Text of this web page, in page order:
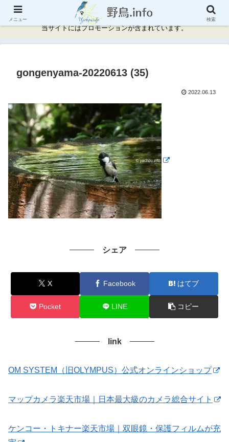
神奈川県周辺の野鳥情報と記録
当サイトにはプロモーションが含まれています。
gongenyama-20220613 (35)
2022.06.13
シェア
X Facebook はてブ
Pocket LINE コピー
link
OM SYSTEM（旧OLYMPUS）公式オンラインショップ
マップカメラ楽天市場｜日本最大級のカメラ総合サイト
ケンコー・トキナー楽天市場｜双眼鏡・保護フィルムが充
メニュー 検索